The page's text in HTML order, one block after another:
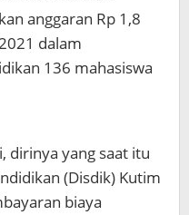
anggaran Rp 1,8
dalam
136 mahasiswa
dirinya yang saat itu
(Disdik) Kutim
biaya